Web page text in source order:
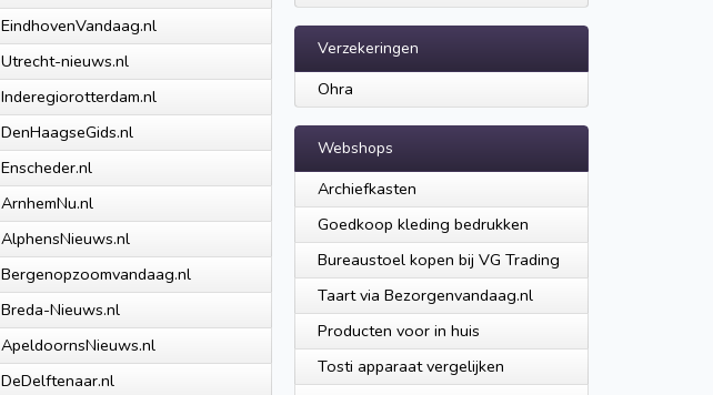
EindhovenVandaag.nl
Utrecht-nieuws.nl
Inderegiorotterdam.nl
DenHaagseGids.nl
Enscheder.nl
ArnhemNu.nl
AlphensNieuws.nl
Bergenopzoomvandaag.nl
Breda-Nieuws.nl
ApeldoornsNieuws.nl
DeDelftenaar.nl
Verzekeringen
Ohra
Webshops
Archiefkasten
Goedkoop kleding bedrukken
Bureaustoel kopen bij VG Trading
Taart via Bezorgenvandaag.nl
Producten voor in huis
Tosti apparaat vergelijken